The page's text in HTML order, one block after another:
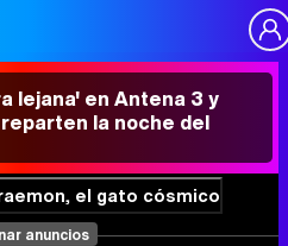
lejana' en Antena 3 y
la noche del
el gato cósmico
anuncios